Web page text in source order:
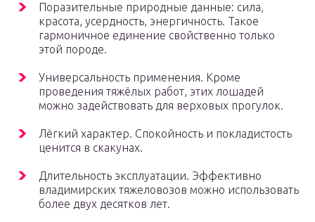
Поразительные природные данные: сила,
красота, усердность, энергичность. Такое
гармоничное единение свойственно только
этой породе.
Универсальность применения. Кроме
проведения тяжёлых работ, этих лошадей
можно задействовать для верховых прогулок.
Лёгкий характер. Спокойность и покладистость
ценится в скакунах.
Длительность эксплуатации. Эффективно
владимирских тяжеловозов можно использовать
более двух десятков лет.